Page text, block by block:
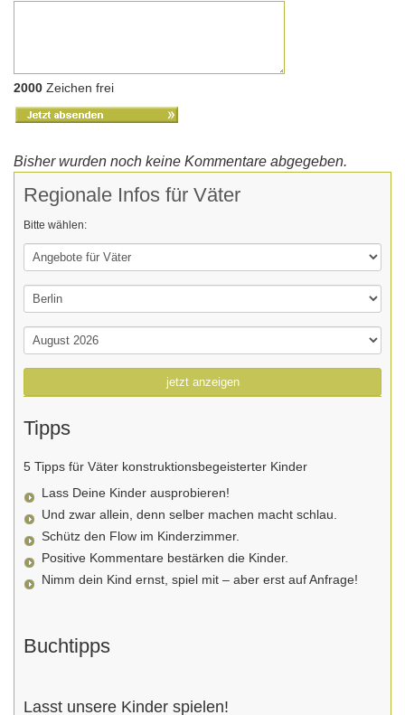
2000 Zeichen frei
Bisher wurden noch keine Kommentare abgegeben.
Regionale Infos für Väter
Bitte wählen:
jetzt anzeigen
Tipps
5 Tipps für Väter konstruktionsbegeisterter Kinder
Lass Deine Kinder ausprobieren!
Und zwar allein, denn selber machen macht schlau.
Schütz den Flow im Kinderzimmer.
Positive Kommentare bestärken die Kinder.
Nimm dein Kind ernst, spiel mit – aber erst auf Anfrage!
Buchtipps
Lasst unsere Kinder spielen!